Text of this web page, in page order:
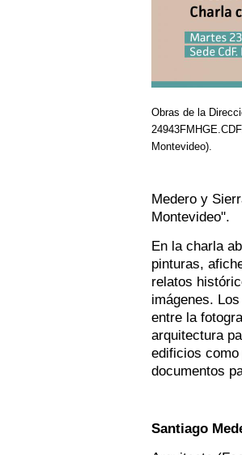
Obras de la
Montevideo).
Medero y
Montevideo".
En la charla
pinturas,
relatos
imágenes.
entre la
arquitectura
edificios
documentos
Santiago